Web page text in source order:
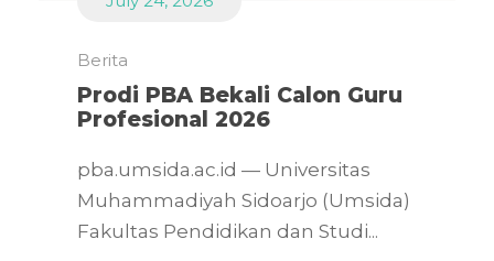
Berita
Prodi PBA Bekali Calon Guru
Profesional 2026
pba.umsida.ac.id — Universitas
Muhammadiyah Sidoarjo (Umsida)
Fakultas Pendidikan dan Studi...